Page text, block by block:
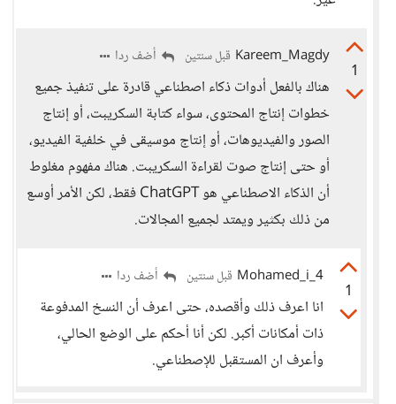
1
Kareem_Magdy قبل سنتين أضف ردا
هناك بالفعل أدوات ذكاء اصطناعي قادرة على تنفيذ جميع
خطوات إنتاج المحتوى، سواء كتابة السكريبت، أو إنتاج
الصور والفيديوهات، أو إنتاج موسيقى في خلفية الفيديو،
أو حتى إنتاج صوت لقراءة السكريبت. هناك مفهوم مغلوط
أن الذكاء الاصطناعي هو ChatGPT فقط، لكن الأمر أوسع
من ذلك بكثير ويمتد لجميع المجالات.
1
Mohamed_i_4 قبل سنتين أضف ردا
انا اعرف ذلك وأقصده، حتى اعرف أن النسخ المدفوعة
ذات أمكانات أكبر. لكن أنا أحكم على الوضع الحالي،
وأعرف ان المستقبل للإصطناعي.